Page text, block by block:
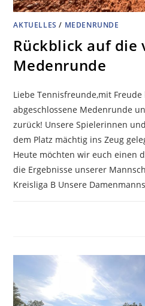
AKTUELLES / MEDENRUNDE
Rückblick auf die
Medenrunde
Liebe Tennisfreunde,mit
abgeschlossene Medenrunde
zurück! Unsere Spielerinnen
dem Platz mächtig ins Zeug
Heute möchten wir euch einen
die Ergebnisse unserer
Kreisliga B Unsere